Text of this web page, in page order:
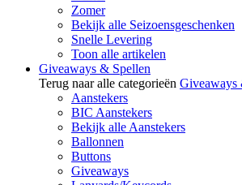
Zomer
Bekijk alle Seizoensgeschenken
Snelle Levering
Toon alle artikelen
Giveaways & Spellen
Terug naar alle categorieën Giveaways
Aanstekers
BIC Aanstekers
Bekijk alle Aanstekers
Ballonnen
Buttons
Giveaways